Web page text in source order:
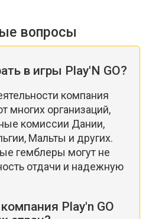
вопросы
в игры Play'N GO?
компания
многих организаций,
комиссии Дании,
Мальты и других.
гемблеры могут не
отдачи и надежную
Play'n GO